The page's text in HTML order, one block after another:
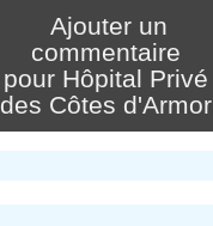
Ajouter un
commentaire
pour Hôpital Privé
des Côtes d'Armor